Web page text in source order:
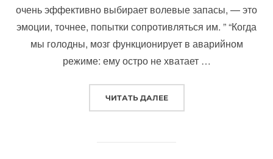
очень эффективно выбирает волевые запасы, — это
эмоции, точнее, попытки сопротивляться им. ” “Когда
мы голодны, мозг функционирует в аварийном
режиме: ему остро не хватает …
ЧИТАТЬ ДАЛЕЕ«КНИГИ 2025»